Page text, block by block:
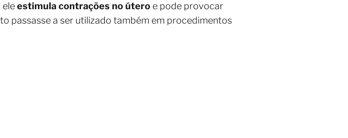
eleestimula contrações no útero e pode provocar
passasse a ser utilizado também em procedimentos